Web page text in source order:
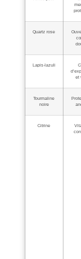
Quartz rose
Lapis‑lazuli
et
Tourmaline
noire
Citrine